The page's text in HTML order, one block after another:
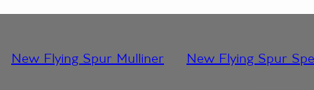
New Flying Spur Mulliner New Flying Spur